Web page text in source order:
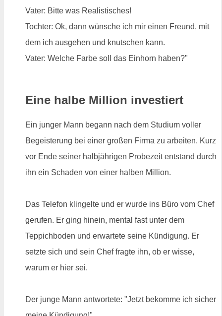
Vater: Bitte was Realistisches!
Tochter: Ok, dann wünsche ich mir einen Freund, mit
dem ich ausgehen und knutschen kann.
Vater: Welche Farbe soll das Einhorn haben?"
Eine halbe Million investiert
Ein junger Mann begann nach dem Studium voller
Begeisterung bei einer großen Firma zu arbeiten. Kurz
vor Ende seiner halbjährigen Probezeit entstand durch
ihn ein Schaden von einer halben Million.
Das Telefon klingelte und er wurde ins Büro vom Chef
gerufen. Er ging hinein, mental fast unter dem
Teppichboden und erwartete seine Kündigung. Er
setzte sich und sein Chef fragte ihn, ob er wisse,
warum er hier sei.
Der junge Mann antwortete: "Jetzt bekomme ich sicher